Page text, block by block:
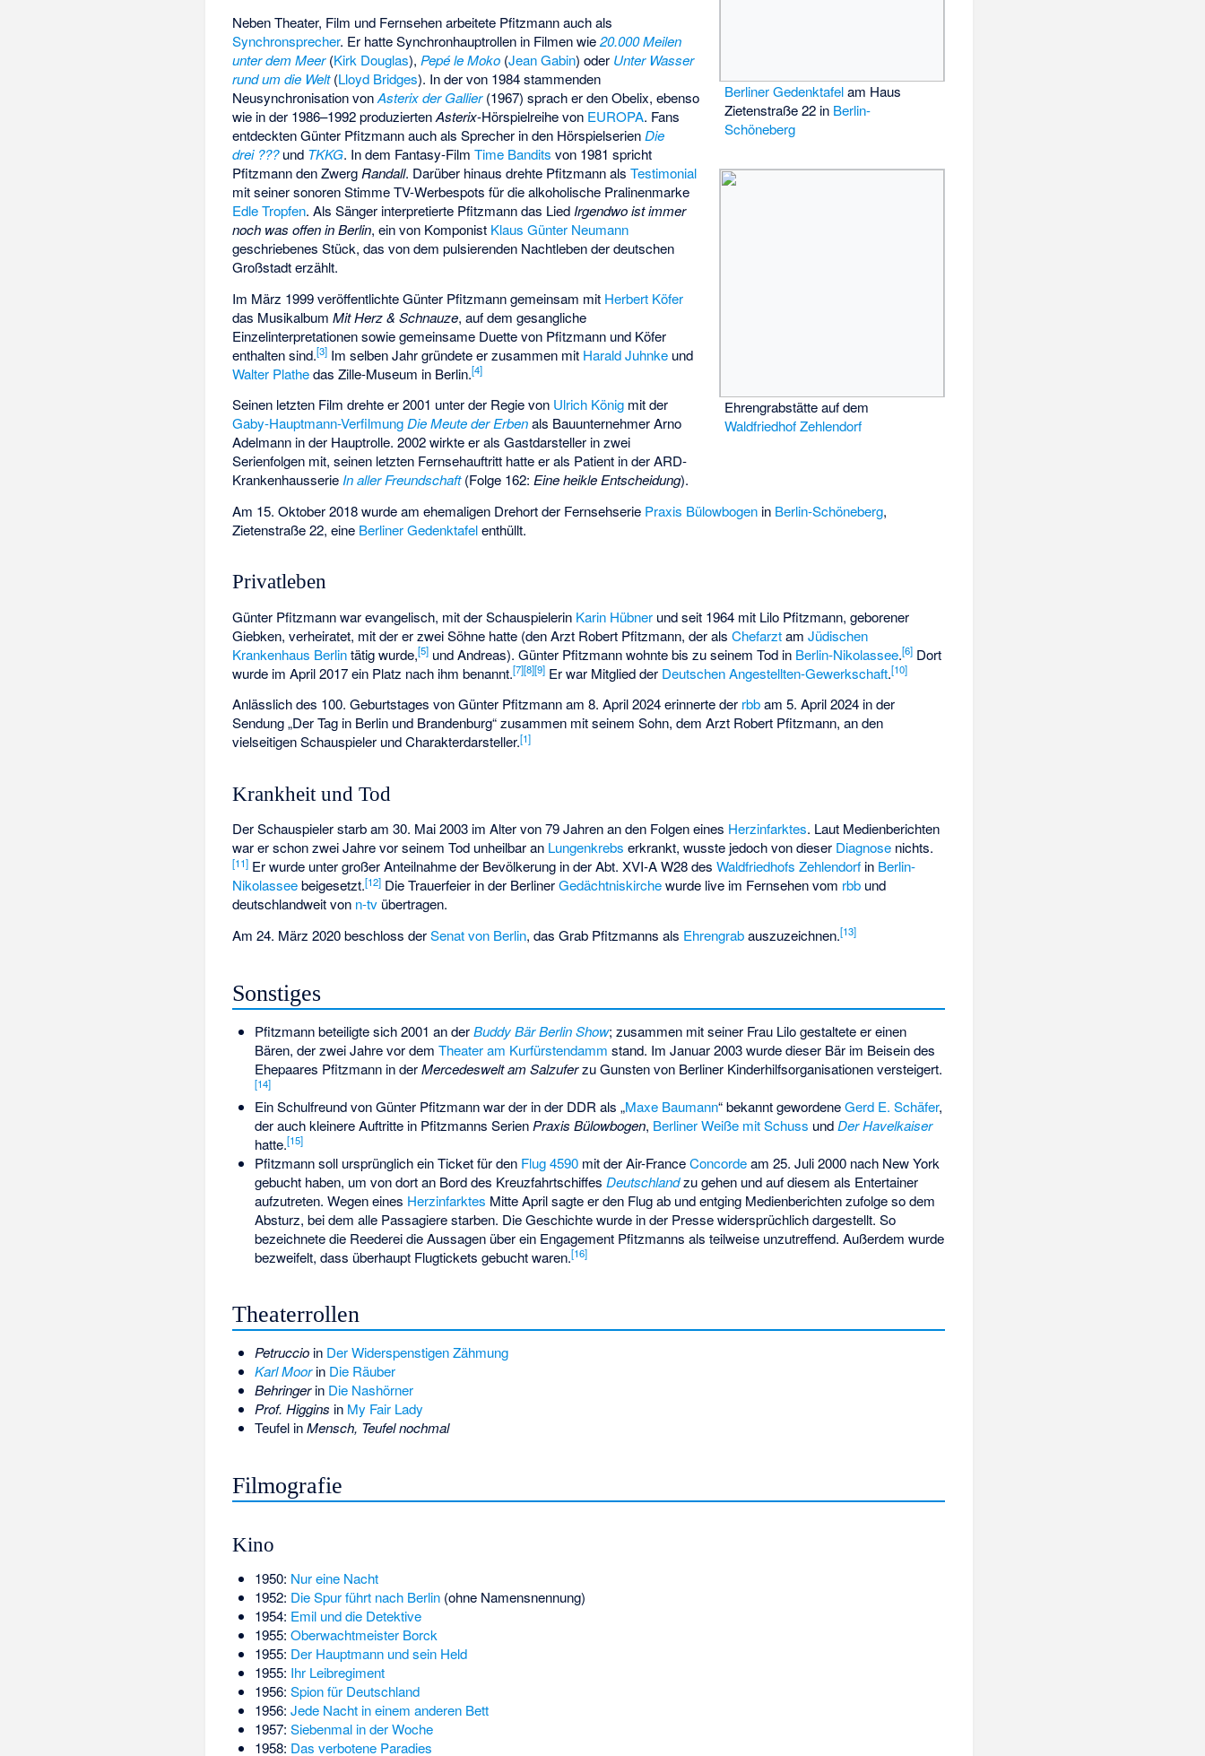
Berliner Gedenktafelam Haus
Zietenstraße 22 in Berlin-
Schöneberg
Ehrengrabstätte auf dem
Waldfriedhof Zehlendorf
Neben Theater, Film und Fernsehen arbeitete Pfitzmann auch als
Synchronsprecher. Er hatte Synchronhauptrollen in Filmen wie20.000 Meilen
unter dem Meer(Kirk Douglas), Pepé le Moko (Jean Gabin) oder Unter Wasser
rund um die Welt(Lloyd Bridges). In der von 1984 stammenden
Neusynchronisation vonAsterix der Gallier(1967) sprach er den Obelix, ebenso
wie in der 1986–1992 produziertenAsterix-Hörspielreihe von EUROPA. Fans
entdeckten Günter Pfitzmann auch als Sprecher in den HörspielserienDie
drei ???und TKKG. In dem Fantasy-FilmTime Bandits von 1981 spricht
Pfitzmann den Zwerg Randall. Darüber hinaus drehte Pfitzmann alsTestimonial
mit seiner sonoren Stimme TV-Werbespots für die alkoholische Pralinenmarke
Edle Tropfen. Als Sänger interpretierte Pfitzmann das Lied Irgendwo ist immer
noch was offen in Berlin, ein von Komponist Klaus Günter Neumann
geschriebenes Stück, das von dem pulsierenden Nachtleben der deutschen
Großstadt erzählt.
Im März 1999 veröffentlichte Günter Pfitzmann gemeinsam mit Herbert Köfer
das MusikalbumMit Herz & Schnauze, auf dem gesangliche
Einzelinterpretationen sowie gemeinsame Duette von Pfitzmann und Köfer
enthalten sind.[3] Im selben Jahr gründete er zusammen mit Harald Juhnke und
Walter Plathedas Zille-Museum in Berlin.[4]
Seinen letzten Film drehte er 2001 unter der Regie von Ulrich König mit der
Gaby-Hauptmann-Verfilmung Die Meute der Erbenals Bauunternehmer Arno
Adelmann in der Hauptrolle. 2002 wirkte er als Gastdarsteller in zwei
Serienfolgen mit, seinen letzten Fernsehauftritt hatte er als Patient in der ARD-
KrankenhausserieIn aller Freundschaft(Folge 162:Eine heikle Entscheidung).
Am 15. Oktober 2018 wurde am ehemaligen Drehort der Fernsehserie Praxis Bülowbogen in Berlin-Schöneberg,
Zietenstraße 22, eine Berliner Gedenktafelenthüllt.
Privatleben
Günter Pfitzmann war evangelisch, mit der Schauspielerin Karin Hübner und seit 1964 mit Lilo Pfitzmann, geborener
Giebken, verheiratet, mit der er zwei Söhne hatte (den Arzt Robert Pfitzmann, der alsChefarztamJüdischen
Krankenhaus Berlintätig wurde,[5] und Andreas). Günter Pfitzmann wohnte bis zu seinem Tod in Berlin-Nikolassee.[6] Dort
wurde im April 2017 ein Platz nach ihm benannt.[7][8][9] Er war Mitglied der Deutschen Angestellten-Gewerkschaft.[10]
Anlässlich des 100. Geburtstages von Günter Pfitzmann am 8. April 2024 erinnerte der rbbam 5. April 2024 in der
Sendung „Der Tag in Berlin und Brandenburg“ zusammen mit seinem Sohn, dem Arzt Robert Pfitzmann, an den
vielseitigen Schauspieler und Charakterdarsteller.[1]
Krankheit und Tod
Der Schauspieler starb am 30. Mai 2003 im Alter von 79 Jahren an den Folgen eines Herzinfarktes. Laut Medienberichten
war er schon zwei Jahre vor seinem Tod unheilbar an Lungenkrebs erkrankt, wusste jedoch von dieser Diagnose nichts.
[11] Er wurde unter großer Anteilnahme der Bevölkerung in der Abt. XVI-A W28 desWaldfriedhofs Zehlendorf in Berlin-
Nikolasseebeigesetzt.[12] Die Trauerfeier in der BerlinerGedächtniskirchewurde live im Fernsehen vom rbb und
deutschlandweit von n-tv übertragen.
Am 24. März 2020 beschloss derSenat von Berlin, das Grab Pfitzmanns als Ehrengrabauszuzeichnen.[13]
Sonstiges
Pfitzmann beteiligte sich 2001 an derBuddy Bär Berlin Show; zusammen mit seiner Frau Lilo gestaltete er einen
Bären, der zwei Jahre vor dem Theater am Kurfürstendamm stand. Im Januar 2003 wurde dieser Bär im Beisein des
Ehepaares Pfitzmann in derMercedeswelt am Salzuferzu Gunsten von Berliner Kinderhilfsorganisationen versteigert.
[14]
Ein Schulfreund von Günter Pfitzmann war der in der DDR als „Maxe Baumann“ bekannt gewordeneGerd E. Schäfer,
der auch kleinere Auftritte in Pfitzmanns Serien Praxis Bülowbogen, Berliner Weiße mit Schuss undDer Havelkaiser
hatte.[15]
Pfitzmann soll ursprünglich ein Ticket für den Flug 4590mit der Air-FranceConcordeam 25. Juli 2000 nach New York
gebucht haben, um von dort an Bord des Kreuzfahrtschiffes Deutschlandzu gehen und auf diesem als Entertainer
aufzutreten. Wegen eines Herzinfarktes Mitte April sagte er den Flug ab und entging Medienberichten zufolge so dem
Absturz, bei dem alle Passagiere starben. Die Geschichte wurde in der Presse widersprüchlich dargestellt. So
bezeichnete die Reederei die Aussagen über ein Engagement Pfitzmanns als teilweise unzutreffend. Außerdem wurde
bezweifelt, dass überhaupt Flugtickets gebucht waren.[16]
Theaterrollen
Petruccioin Der Widerspenstigen Zähmung
Karl Moorin Die Räuber
Behringerin Die Nashörner
Prof. Higgins in My Fair Lady
Teufel inMensch, Teufel nochmal
Filmografie
Kino
1950: Nur eine Nacht
1952: Die Spur führt nach Berlin(ohne Namensnennung)
1954: Emil und die Detektive
1955: Oberwachtmeister Borck
1955: Der Hauptmann und sein Held
1955: Ihr Leibregiment
1956: Spion für Deutschland
1956: Jede Nacht in einem anderen Bett
1957: Siebenmal in der Woche
1958: Das verbotene Paradies